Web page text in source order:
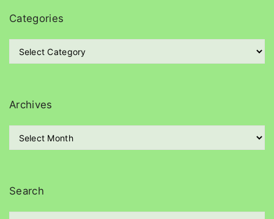
Categories
g
r
e
Archives
A
v
Search